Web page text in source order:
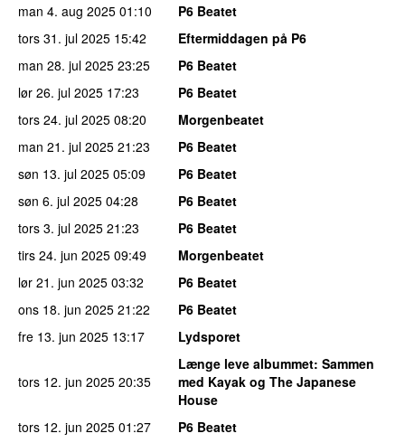
man 4. aug 2025 01:10
P6 Beatet
tors 31. jul 2025 15:42
Eftermiddagen på P6
man 28. jul 2025 23:25
P6 Beatet
lør 26. jul 2025 17:23
P6 Beatet
tors 24. jul 2025 08:20
Morgenbeatet
man 21. jul 2025 21:23
P6 Beatet
søn 13. jul 2025 05:09
P6 Beatet
søn 6. jul 2025 04:28
P6 Beatet
tors 3. jul 2025 21:23
P6 Beatet
tirs 24. jun 2025 09:49
Morgenbeatet
lør 21. jun 2025 03:32
P6 Beatet
ons 18. jun 2025 21:22
P6 Beatet
fre 13. jun 2025 13:17 Lydsporet
tors 12. jun 2025 20:35
Længe leve albummet: Sammen
med Kayak og The Japanese
House
tors 12. jun 2025 01:27 P6 Beatet